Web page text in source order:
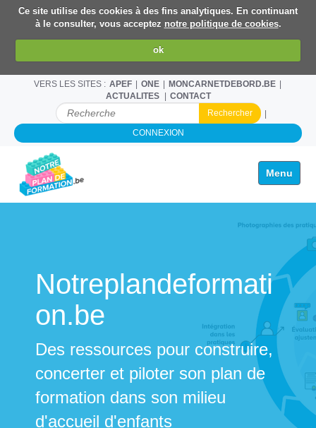
Ce site utilise des cookies à des fins analytiques. En continuant
à le consulter, vous acceptez notre politique de cookies.
ok
VERS LES SITES : APEF ONE
MONCARNETDEBORD.BE
ACTUALITES
CONTACT
C
E
R
C
H
E
R
CONNEXION
Toggle
Notreplandeformati
on.be
Des ressources pour construire,
concerter et piloter son plan de
formation dans son milieu
d'accueil d'enfants